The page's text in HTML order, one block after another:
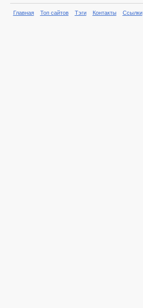
Главная Топ сайтов Тэги Контакты Ссылки